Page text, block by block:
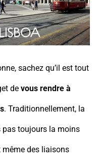
sachez qu’il est tout
de vous rendre à
. Traditionnellement, la
pas toujours la moins
même des liaisons